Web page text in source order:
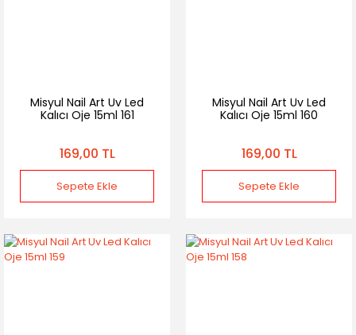
Misyul Nail Art Uv Led
Kalıcı Oje 15ml 161
169,00 TL
Sepete Ekle
Misyul Nail Art Uv Led
Kalıcı Oje 15ml 160
169,00 TL
Sepete Ekle